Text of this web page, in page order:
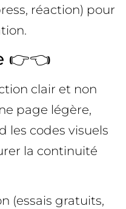
réaction) pour
👉👈
clair et non
page légère,
les codes visuels
la continuité
(essais gratuits,